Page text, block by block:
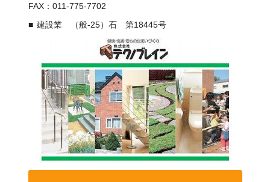
FAX：011-775-7702
建設業 （般-25）石 第18445号